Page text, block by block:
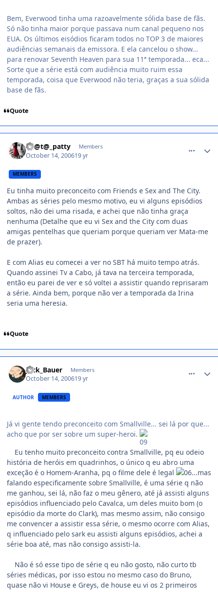
Bem, Everwood tinha uma razoavelmente sólida base de fãs.
Só não tinha maior porque passava num canal pequeno nos
EUA. Os últimos eisódios ficaram todos no TOP 3 de maiores
audiências semanais da emissora. E ela cancelou o show...
para renovar Seventh Heaven para sua 11ª temporada... eca...
Sorte que a série está com audiência muito ruim essa
temporada, coisa que Everwood não teria, graças a sua sólida
base de fãs.
Quote
Th@t@_patty Members
October 14, 200619 yr
MEMBERS
Eu tinha muito preconceito com Friends e Sex and The City.
Ambas as séries pelo mesmo motivo, eu vi alguns episódios
soltos, não dei uma risada, e achei que não tinha graça
nenhuma (Detalhe que eu vi Sex and the City com duas
amigas pentelhas que queriam porque queriam ver Mata-me
de prazer).
E com Alias eu comecei a ver no SBT há muito tempo atrás.
Quando assinei Tv a Cabo, já tava na terceira temporada,
então eu parei de ver e só voltei a assistir quando reprisaram
a série. Ainda bem, porque não ver a temporada da Irina
seria uma heresia.
Quote
Jack_Bauer Members
October 14, 200619 yr
AUTHOR MEMBERS
Já vi gente tendo preconceito com Smallville... sei lá por que...
acho que por ser sobre um super-heroi.
Eu tenho muito preconceito contra Smallville, pq eu odeio
história de heróis em quadrinhos, o único q eu abro uma
exceção é o Homem-Aranha, pq o filme dele é legal
...mas
falando especificamente sobre Smallville, é uma série q não
me ganhou, sei lá, não faz o meu gênero, até já assisti alguns
episódios influenciado pelo Cavalca, um deles muito bom (o
episódio da morte do Clark), mas mesmo assim, não consigo
me convencer a assistir essa série, o mesmo ocorre com Alias,
q influenciado pelo sark eu assisti alguns episódios, achei a
série boa até, mas não consigo assisti-la.
Não é só esse tipo de série q eu não gosto, não curto tb
séries médicas, por isso estou no mesmo caso do Bruno,
quase não vi House e Greys, de house eu vi os 2 primeiros